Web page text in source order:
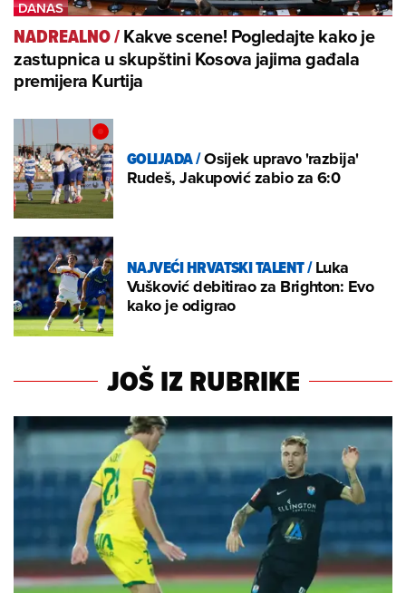
NADREALNO/Kakve scene! Pogledajte kako je
zastupnica u skupštini Kosova jajima gađala
premijera Kurtija
GOLIJADA/Osijek upravo 'razbija'
Rudeš, Jakupović zabio za 6:0
NAJVEĆI HRVATSKI TALENT/Luka
Vušković debitirao za Brighton: Evo
kako je odigrao
JOŠ IZ RUBRIKE